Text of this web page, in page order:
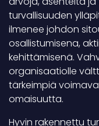
turvallisuuden
ilmenee johdon
osallistumisena,
kehittämisenä.
organisaatiolle
tärkeimpiä
omaisuutta.
Hyvin rakennettu